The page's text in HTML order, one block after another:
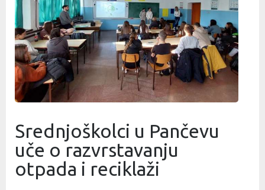
Srednjoškolci u Pančevu
uče o razvrstavanju
otpada i reciklaži